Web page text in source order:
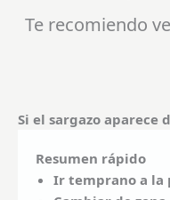
Te recomiendo
Si el sargazo aparece
Resumen rápido
Ir temprano a la